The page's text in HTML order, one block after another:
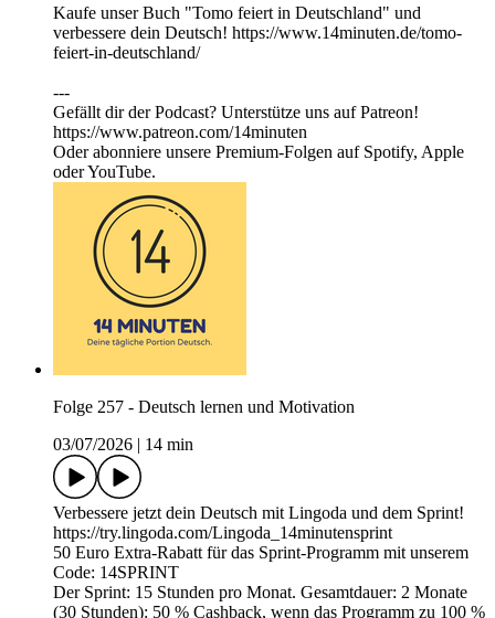
Kaufe unser Buch "Tomo feiert in Deutschland" und
verbessere dein Deutsch! https://www.14minuten.de/tomo-
feiert-in-deutschland/
---
Gefällt dir der Podcast? Unterstütze uns auf ⁠⁠⁠⁠⁠⁠⁠⁠⁠⁠⁠⁠Patreon⁠⁠⁠⁠⁠⁠⁠⁠⁠⁠⁠⁠!
https://www.patreon.com/14minuten
Oder abonniere unsere Premium-Folgen auf Spotify, Apple
oder YouTube.
Folge 257 - Deutsch lernen und Motivation
03/07/2026
14 min
Verbessere jetzt dein Deutsch mit Lingoda und dem Sprint!
https://try.lingoda.com/Lingoda_14minutensprint
50 Euro Extra-Rabatt für das Sprint-Programm mit unserem
Code: 14SPRINT
Der Sprint: 15 Stunden pro Monat. Gesamtdauer: 2 Monate
(30 Stunden): 50 % Cashback, wenn das Programm zu 100 %